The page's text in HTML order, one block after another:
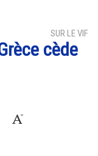
SUR LE VIF
cède